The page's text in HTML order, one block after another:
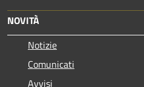
NOVITÀ
Notizie
Comunicati
Avvisi